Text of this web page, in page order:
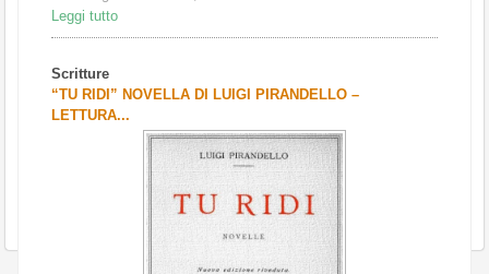
Leggi tutto
Scritture
“TU RIDI” NOVELLA DI LUIGI PIRANDELLO –
LETTURA...